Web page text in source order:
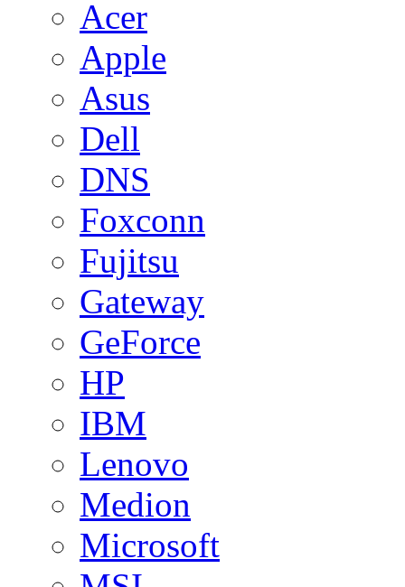
Acer
Apple
Asus
Dell
DNS
Foxconn
Fujitsu
Gateway
GeForce
HP
IBM
Lenovo
Medion
Microsoft